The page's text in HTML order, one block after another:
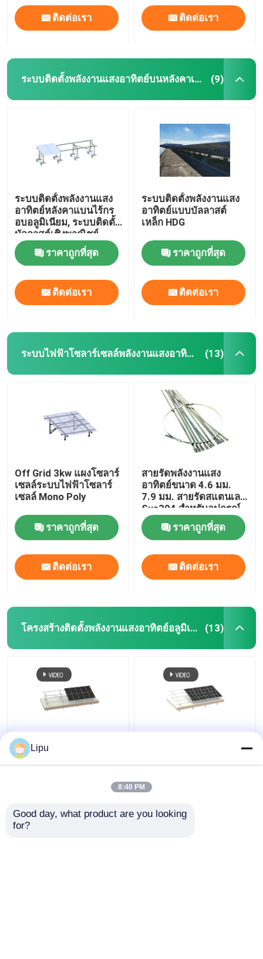
ติดต่อเรา ติดต่อเรา
ระบบติดตั้งพลังงานแสงอาทิตย์บนหลังคาเรียบ (9)
ระบบติดตั้งพลังงานแสง
อาทิตย์หลังคาแบนไร้กร
อบอลูมิเนียม, ระบบติดตั้ง
บัลลาสต์เชิงพาณิชย์
ราคาถูกที่สุด
ติดต่อเรา
ระบบติดตั้งพลังงานแสง
อาทิตย์แบบบัลลาสต์
เหล็ก HDG
ราคาถูกที่สุด
ติดต่อเรา
ระบบไฟฟ้าโซลาร์เซลล์พลังงานแสงอาทิตย์ (13)
Off Grid 3kw แผงโซลาร์
เซลล์ระบบไฟฟ้าโซลาร์
เซลล์ Mono Poly
ราคาถูกที่สุด
ติดต่อเรา
สายรัดพลังงานแสง
อาทิตย์ขนาด 4.6 มม.
7.9 มม. สายรัดสแตนเลส
Sus304 สำหรับอุปกรณ์
ติดตั้งแผงโซลาร์เซลล์
ราคาถูกที่สุด
ติดต่อเรา
โครงสร้างติดตั้งพลังงานแสงอาทิตย์อลูมิเนียม (13)
โครงสร้างการติดตั้ง
พลังงานแสงอาทิตย์อลูมิ
PV System
Lipu
8:40 PM
Good day, what product are you looking
for?